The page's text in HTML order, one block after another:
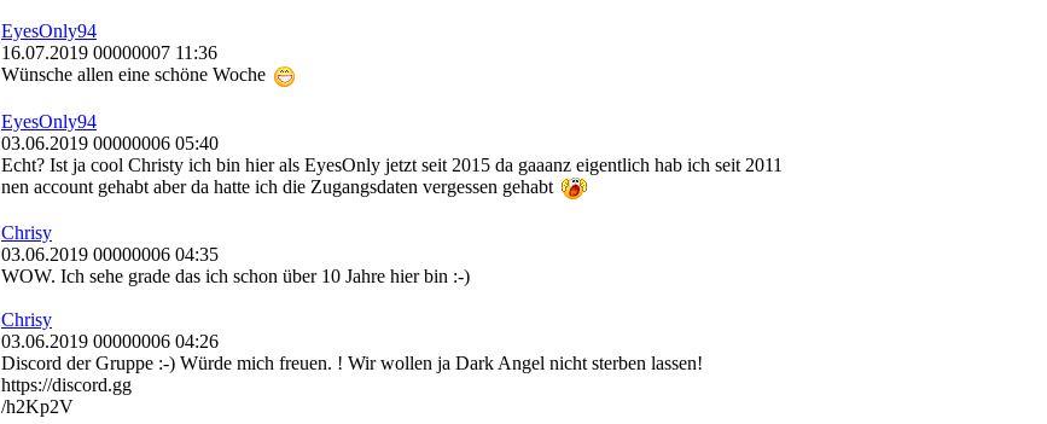
EyesOnly94
16.07.2019 00000007 11:36
Wünsche allen eine schöne Woche
EyesOnly94
03.06.2019 00000006 05:40
Echt? Ist ja cool Christy ich bin hier als EyesOnly jetzt seit 2015 da gaaanz eigentlich hab ich seit 2011
nen account gehabt aber da hatte ich die Zugangsdaten vergessen gehabt
Chrisy
03.06.2019 00000006 04:35
WOW. Ich sehe grade das ich schon über 10 Jahre hier bin :-)
Chrisy
03.06.2019 00000006 04:26
Discord der Gruppe :-) Würde mich freuen. ! Wir wollen ja Dark Angel nicht sterben lassen!
https://discord.gg
/h2Kp2V